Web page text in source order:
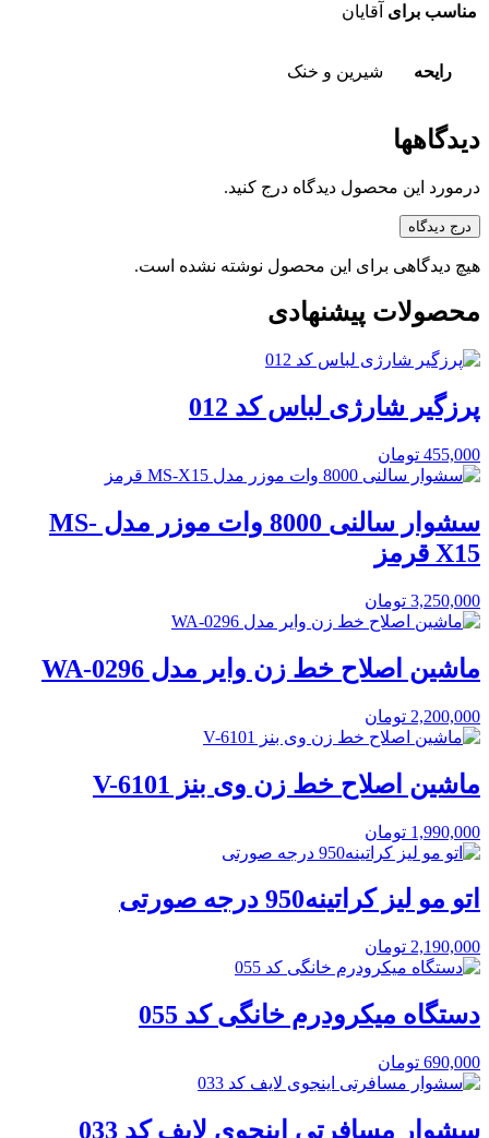
مناسب برای آقایان
رایحه شیرین و خنک
دیدگاهها
درمورد این محصول دیدگاه درج کنید.
درج دیدگاه
هیچ دیدگاهی برای این محصول نوشته نشده است.
محصولات پیشنهادی
پرزگیر شارژی لباس کد 012
455,000 تومان
سشوار سالنی 8000 وات موزر مدل MS-
X15 قرمز
3,250,000 تومان
ماشین اصلاح خط زن وایر مدل WA-0296
2,200,000 تومان
ماشین اصلاح خط زن وی بنز V-6101
1,990,000 تومان
اتو مو لیز کراتینه950 درجه صورتی
2,190,000 تومان
دستگاه میکرودرم خانگی کد 055
690,000 تومان
سشوار مسافرتی اینجوی لایف کد 033